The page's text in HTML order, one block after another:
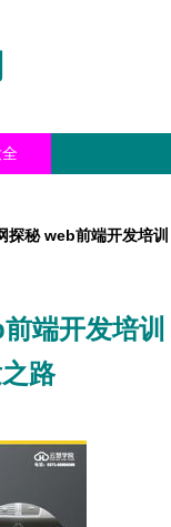
探秘 web前端开发培训
端开发培训
路